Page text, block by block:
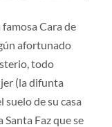
Cara de
afortunado
todo
(la difunta
suelo de su casa
Faz que se